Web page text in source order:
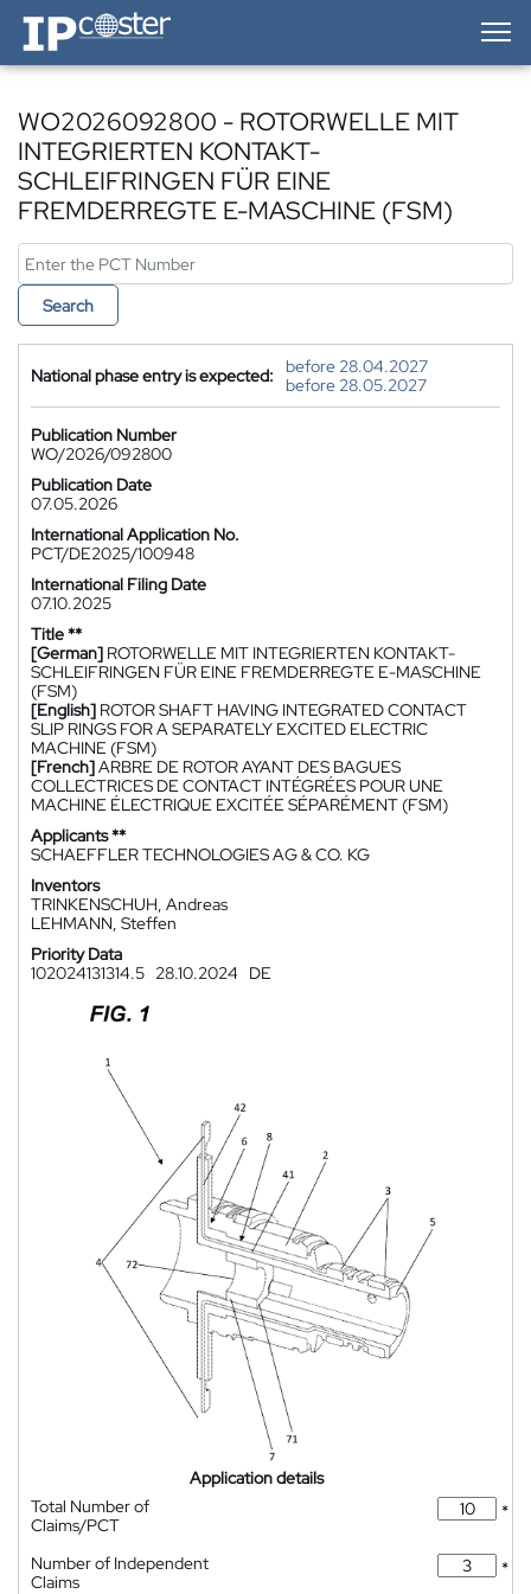
IP-Coster — Home
WO2026092800 - ROTORWELLE MIT
INTEGRIERTEN KONTAKT-
SCHLEIFRINGEN FÜR EINE
FREMDERREGTE E-MASCHINE (FSM)
Search
National phase entry is expected:
before 28.04.2027
before 28.05.2027
Publication Number
WO/2026/092800
Publication Date
07.05.2026
International Application No.
PCT/DE2025/100948
International Filing Date
07.10.2025
Title **
[German] ROTORWELLE MIT INTEGRIERTEN KONTAKT-
SCHLEIFRINGEN FÜR EINE FREMDERREGTE E-MASCHINE
(FSM)
[English] ROTOR SHAFT HAVING INTEGRATED CONTACT
SLIP RINGS FOR A SEPARATELY EXCITED ELECTRIC
MACHINE (FSM)
[French]ARBRE DE ROTOR AYANT DES BAGUES
COLLECTRICES DE CONTACT INTÉGRÉES POUR UNE
MACHINE ÉLECTRIQUE EXCITÉE SÉPARÉMENT (FSM)
Applicants **
SCHAEFFLER TECHNOLOGIES AG & CO. KG
Inventors
TRINKENSCHUH, Andreas
LEHMANN, Steffen
Priority Data
102024131314.5 28.10.2024 DE
Application details
Total Number of
Claims/PCT
*
Number of Independent
Claims
*